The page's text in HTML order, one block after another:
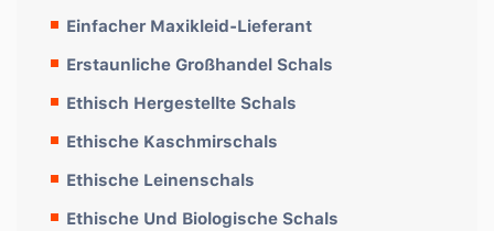
Einfacher Maxikleid-Lieferant
Erstaunliche Großhandel Schals
Ethisch Hergestellte Schals
Ethische Kaschmirschals
Ethische Leinenschals
Ethische Und Biologische Schals